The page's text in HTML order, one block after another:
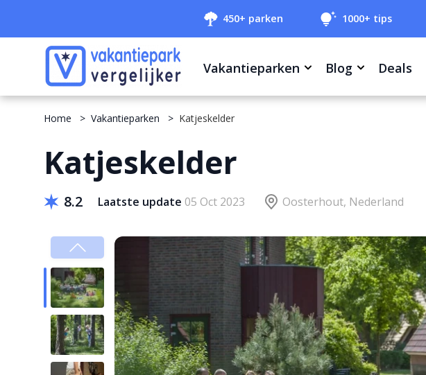
450+ parken 1000+ tips
Vakantieparken Blog Deals
Home Vakantieparken Katjeskelder
Katjeskelder
8.2 Laatste update 05 Oct 2023 Oosterhout, Nederland